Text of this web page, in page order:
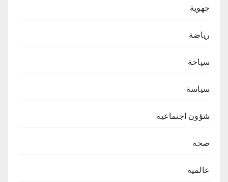
جهوية
رياضة
سياحة
سياسة
شؤون اجتماعية
صحة
عالمية